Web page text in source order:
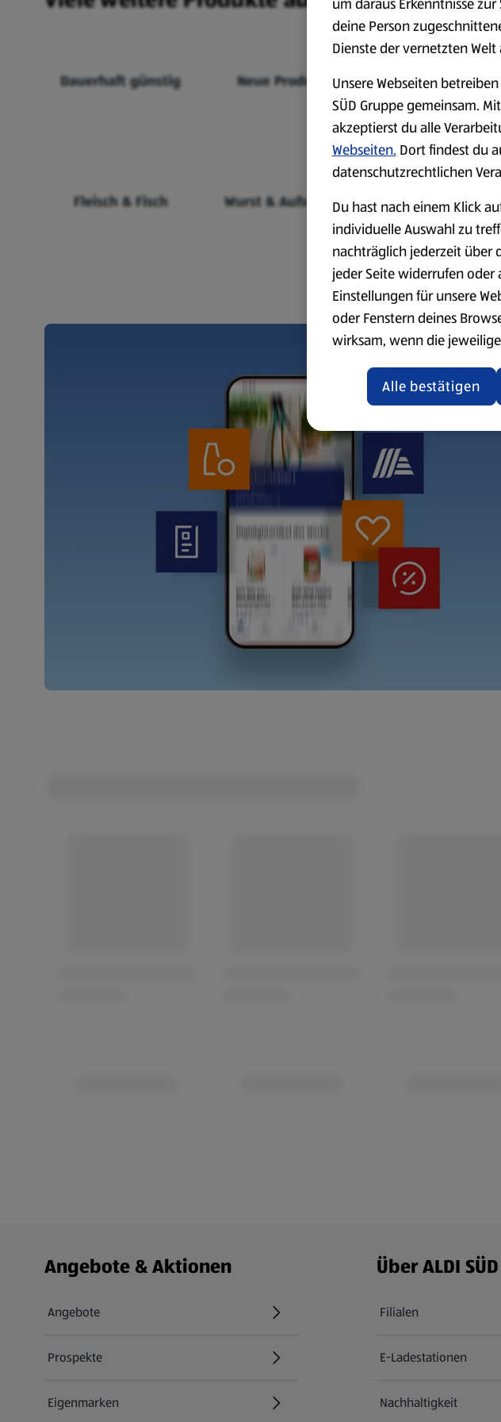
Dauerhaft günstig Neue Produkte
Fleisch & Fisch Wurst & Aufschnitt Käse
Fußzeilenmenü - weitere Links
Angebote & Aktionen
Angebote
Prospekte
Eigenmarken
Über ALDI SÜD
Filialen
E-Ladestationen
Nachhaltigkeit
deine Person
Dienste der vernetzten
Unsere Webseiten
SÜD Gruppe gemeinsam.
akzeptierst du alle
Webseiten. Dort findest du
datenschutzrechtlichen
Du hast nach einem Klick
individuelle Auswahl zu
nachträglich jederzeit über
jeder Seite widerrufen oder
Einstellungen für unsere
oder Fenstern deines
wirksam, wenn die
aktualisiert oder
Datenschutzerklärung zur
Übersicht der
Alle bestätigen